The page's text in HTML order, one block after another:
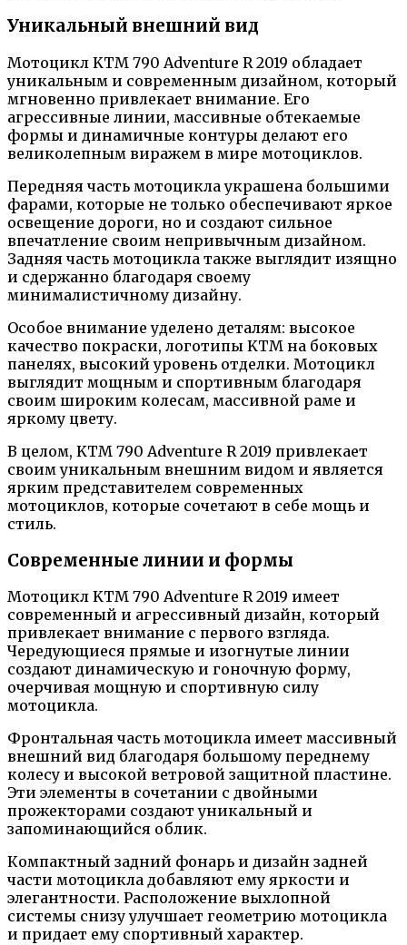
Уникальный внешний вид
Мотоцикл KTM 790 Adventure R 2019 обладает
уникальным и современным дизайном, который
мгновенно привлекает внимание. Его
агрессивные линии, массивные обтекаемые
формы и динамичные контуры делают его
великолепным виражем в мире мотоциклов.
Передняя часть мотоцикла украшена большими
фарами, которые не только обеспечивают яркое
освещение дороги, но и создают сильное
впечатление своим непривычным дизайном.
Задняя часть мотоцикла также выглядит изящно
и сдержанно благодаря своему
минималистичному дизайну.
Особое внимание уделено деталям: высокое
качество покраски, логотипы KTM на боковых
панелях, высокий уровень отделки. Мотоцикл
выглядит мощным и спортивным благодаря
своим широким колесам, массивной раме и
яркому цвету.
В целом, KTM 790 Adventure R 2019 привлекает
своим уникальным внешним видом и является
ярким представителем современных
мотоциклов, которые сочетают в себе мощь и
стиль.
Современные линии и формы
Мотоцикл KTM 790 Adventure R 2019 имеет
современный и агрессивный дизайн, который
привлекает внимание с первого взгляда.
Чередующиеся прямые и изогнутые линии
создают динамическую и гоночную форму,
очерчивая мощную и спортивную силу
мотоцикла.
Фронтальная часть мотоцикла имеет массивный
внешний вид благодаря большому переднему
колесу и высокой ветровой защитной пластине.
Эти элементы в сочетании с двойными
прожекторами создают уникальный и
запоминающийся облик.
Компактный задний фонарь и дизайн задней
части мотоцикла добавляют ему яркости и
элегантности. Расположение выхлопной
системы снизу улучшает геометрию мотоцикла
и придает ему спортивный характер.